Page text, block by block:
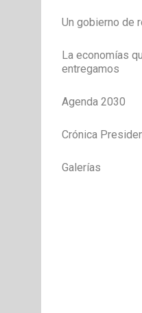
Un gobierno de
La economías
entregamos
Agenda 2030
Crónica
Galerías